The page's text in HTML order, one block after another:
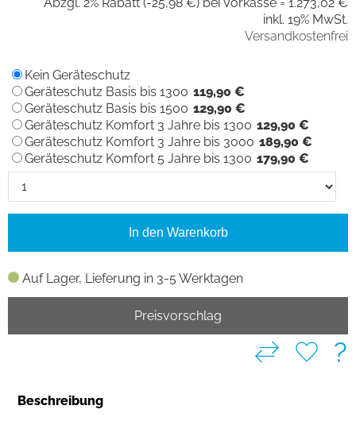
inkl. 19% MwSt.
Versandkostenfrei
Auf Lager, Lieferung in 3-5 Werktagen
Kein Geräteschutz
Geräteschutz Basis bis 1300 119,90 €
Geräteschutz Basis bis 1500 129,90 €
Geräteschutz Komfort 3 Jahre bis 1300 129,90 €
Geräteschutz Komfort 3 Jahre bis 3000 189,90 €
Geräteschutz Komfort 5 Jahre bis 1300 179,90 €
In den Warenkorb
Preisvorschlag
?
Beschreibung